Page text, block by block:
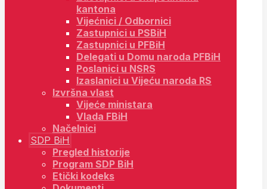
kantona
Vijećnici / Odbornici
Zastupnici u PSBiH
Zastupnici u PFBiH
Delegati u Domu naroda PFBiH
Poslanici u NSRS
Izaslanici u Vijeću naroda RS
Izvršna vlast
Vijeće ministara
Vlada FBiH
Načelnici
SDP BiH
Pregled historije
Program SDP BiH
Etički kodeks